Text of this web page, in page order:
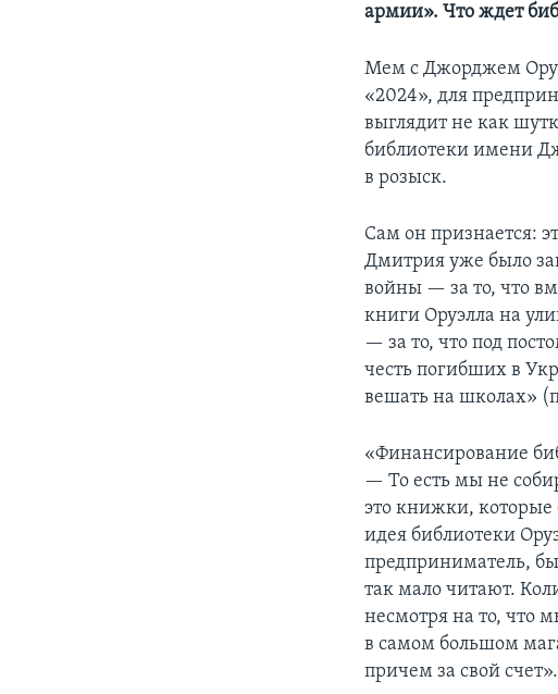
армии». Что ждет
Мем с Джорджем
«2024», для
выглядит не как
библиотеки имени
в розыск.
Сам он признается:
Дмитрия уже было
войны — за то, что
книги Оруэлла на
— за то, что под
честь погибших в
вешать на школах»
«Финансирование
— То есть мы не
это книжки,
идея библиотеки
предприниматель,
так мало читают.
несмотря на то, что
в самом большом
причем за свой счет».